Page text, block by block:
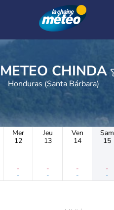
METEO CHINDA
Honduras (Santa Bárbara)
Mer
12
-
-
Jeu
13
-
-
Ven
14
-
-
Sam
15
-
-